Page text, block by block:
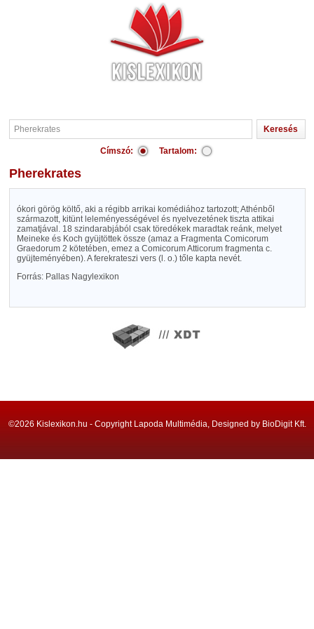
Címszó: Tartalom:
Pherekrates
ókori görög költő, aki a régibb arrikai komédiához tartozott; Athénből
származott, kitünt leleményességével és nyelvezetének tiszta attikai
zamatjával. 18 szindarabjából csak töredékek maradtak reánk, melyet
Meineke és Koch gyüjtöttek össze (amaz a Fragmenta Comicorum
Graedorum 2 kötetében, emez a Comicorum Atticorum fragmenta c.
gyüjteményében). A ferekrateszi vers (l. o.) tőle kapta nevét.
Forrás: Pallas Nagylexikon
©2026 Kislexikon.hu - Copyright Lapoda Multimédia, Designed by BioDigit Kft.